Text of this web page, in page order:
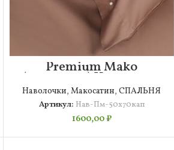
Premium Mako
(капучино) Наволочка
50х70
Наволочки,Макосатин,СПАЛЬНЯ
Артикул: Нав-Пм-50х70кап
1600,00₽